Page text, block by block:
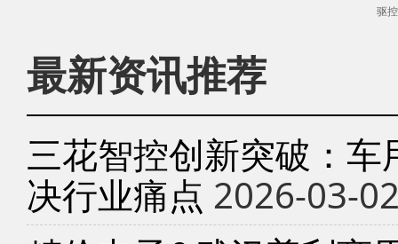
驱
最新资讯推荐
三花智控创新突破：
决行业痛点 2026-03-